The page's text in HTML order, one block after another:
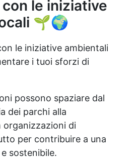
le iniziative
🌱🌍
le iniziative ambientali
i tuoi sforzi di
possono spaziare dal
dei parchi alla
organizzazioni di
per contribuire a una
sostenibile.